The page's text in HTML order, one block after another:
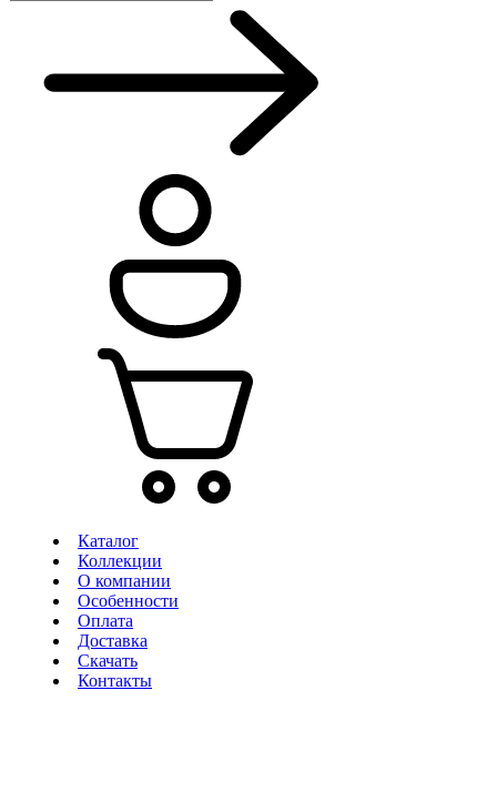
Каталог
Коллекции
О компании
Особенности
Оплата
Доставка
Скачать
Контакты